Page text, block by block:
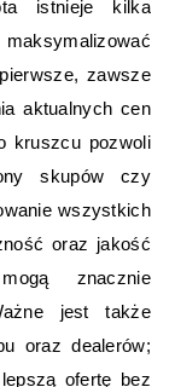
istnieje kilka
zawsze
aktualnych cen
kruszcu pozwoli
skupów czy
wszystkich
oraz jakość
znacznie
jest także
oraz dealerów;
ofertę bez